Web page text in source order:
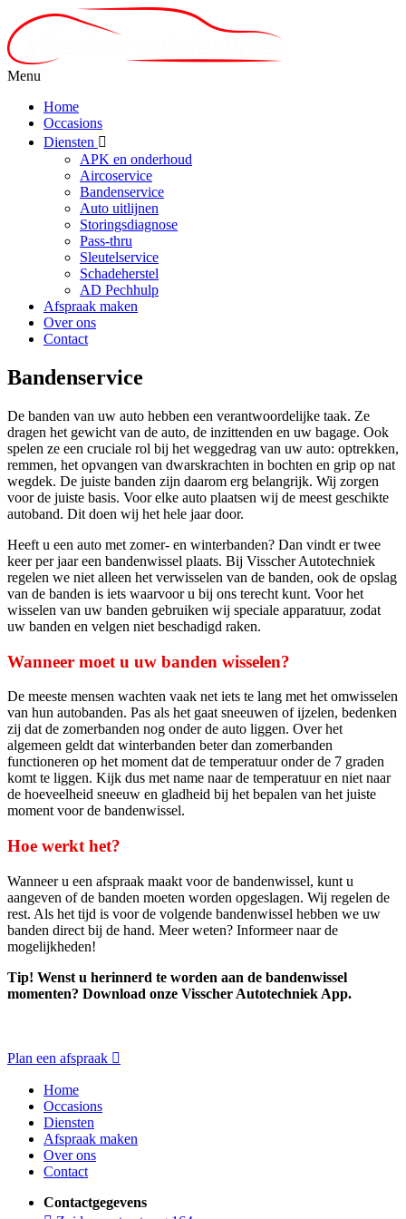
Menu
Home
Occasions
Diensten
APK en onderhoud
Aircoservice
Bandenservice
Auto uitlijnen
Storingsdiagnose
Pass-thru
Sleutelservice
Schadeherstel
AD Pechhulp
Afspraak maken
Over ons
Contact
Bandenservice
De banden van uw auto hebben een verantwoordelijke taak. Ze
dragen het gewicht van de auto, de inzittenden en uw bagage. Ook
spelen ze een cruciale rol bij het weggedrag van uw auto: optrekken,
remmen, het opvangen van dwarskrachten in bochten en grip op nat
wegdek. De juiste banden zijn daarom erg belangrijk. Wij zorgen
voor de juiste basis. Voor elke auto plaatsen wij de meest geschikte
autoband. Dit doen wij het hele jaar door.
Heeft u een auto met zomer- en winterbanden? Dan vindt er twee
keer per jaar een bandenwissel plaats. Bij Visscher Autotechniek
regelen we niet alleen het verwisselen van de banden, ook de opslag
van de banden is iets waarvoor u bij ons terecht kunt. Voor het
wisselen van uw banden gebruiken wij speciale apparatuur, zodat
uw banden en velgen niet beschadigd raken.
Wanneer moet u uw banden wisselen?
De meeste mensen wachten vaak net iets te lang met het omwisselen
van hun autobanden. Pas als het gaat sneeuwen of ijzelen, bedenken
zij dat de zomerbanden nog onder de auto liggen. Over het
algemeen geldt dat winterbanden beter dan zomerbanden
functioneren op het moment dat de temperatuur onder de 7 graden
komt te liggen. Kijk dus met name naar de temperatuur en niet naar
de hoeveelheid sneeuw en gladheid bij het bepalen van het juiste
moment voor de bandenwissel.
Hoe werkt het?
Wanneer u een afspraak maakt voor de bandenwissel, kunt u
aangeven of de banden moeten worden opgeslagen. Wij regelen de
rest. Als het tijd is voor de volgende bandenwissel hebben we uw
banden direct bij de hand. Meer weten? Informeer naar de
mogelijkheden!
Tip! Wenst u herinnerd te worden aan de bandenwissel
momenten? Download onze Visscher Autotechniek App.
Plan een afspraak
Home
Occasions
Diensten
Afspraak maken
Over ons
Contact
Contactgegevens